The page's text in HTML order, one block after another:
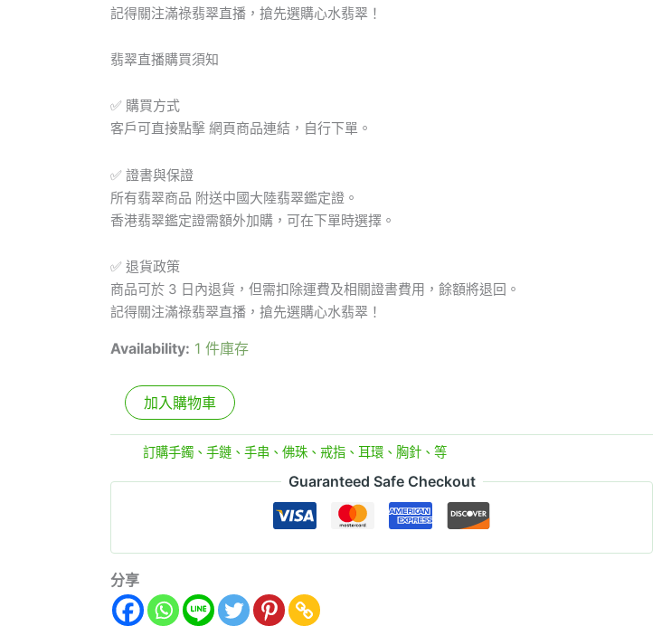
記得關注滿祿翡翠直播，搶先選購心水翡翠！
翡翠直播購買須知
✅ 購買方式
客戶可直接點擊 網頁商品連結，自行下單。
✅ 證書與保證
所有翡翠商品 附送中國大陸翡翠鑑定證。
香港翡翠鑑定證需額外加購，可在下單時選擇。
✅ 退貨政策
商品可於 3 日內退貨，但需扣除運費及相關證書費用，餘額將退回。
記得關注滿祿翡翠直播，搶先選購心水翡翠！
Availability: 1 件庫存
加入購物車
分類:訂購手鐲、手鏈、手串、佛珠、戒指、耳環、胸針、等
Guaranteed Safe Checkout
分享